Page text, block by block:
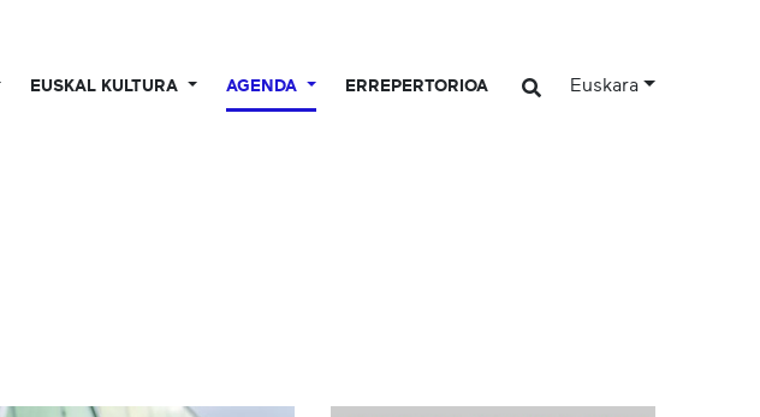
EUSKAL KULTURA AGENDA ERREPERTORIOA Euskara